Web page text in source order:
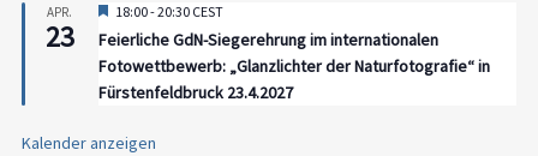
APR.
23
Hervorgehoben
18:00-20:30 CEST
Feierliche GdN-Siegerehrung im internationalen
Fotowettbewerb: „Glanzlichter der Naturfotografie“ in
Fürstenfeldbruck 23.4.2027
Kalender anzeigen